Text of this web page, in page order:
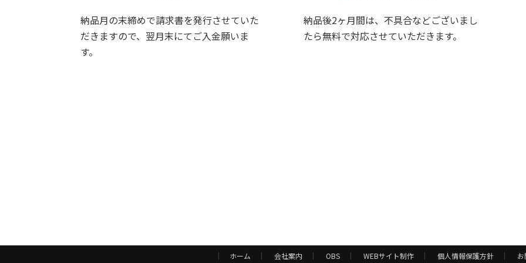
納品月の末締めで請求書を発行させていた
だきますので、翌月末にてご入金願いま
す。
納品後2ヶ月間は、不具合などございまし
たら無料で対応させていただきます。
ホーム 会社案内 OBS WEBサイト制作 個人情報保護方針